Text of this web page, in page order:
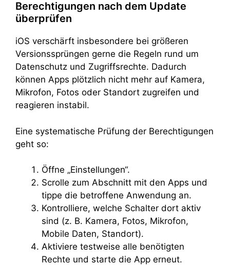
Berechtigungen nach dem Update
überprüfen
iOS verschärft insbesondere bei größeren
Versionssprüngen gerne die Regeln rund um
Datenschutz und Zugriffsrechte. Dadurch
können Apps plötzlich nicht mehr auf Kamera,
Mikrofon, Fotos oder Standort zugreifen und
reagieren instabil.
Eine systematische Prüfung der Berechtigungen
geht so:
Öffne „Einstellungen“.
Scrolle zum Abschnitt mit den Apps und
tippe die betroffene Anwendung an.
Kontrolliere, welche Schalter dort aktiv
sind (z. B. Kamera, Fotos, Mikrofon,
Mobile Daten, Standort).
Aktiviere testweise alle benötigten
Rechte und starte die App erneut.